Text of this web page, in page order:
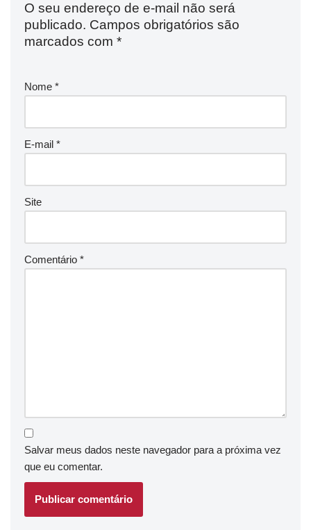
O seu endereço de e-mail não será
publicado. Campos obrigatórios são
marcados com *
Nome *
E-mail *
Site
Comentário *
Salvar meus dados neste navegador para a próxima vez
que eu comentar.